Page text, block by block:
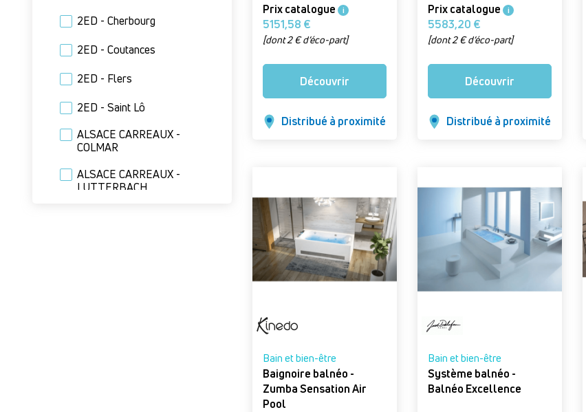
2ED - Cherbourg
2ED - Coutances
2ED - Flers
2ED - Saint Lô
ALSACE CARREAUX -
COLMAR
ALSACE CARREAUX -
LUTTERBACH
Prix catalogue i
5151,58 €
[dont 2 € d’éco-part]
Découvrir
Distribué à proximité
Prix catalogue i
5583,20 €
[dont 2 € d’éco-part]
Découvrir
Distribué à proximité
Bain et bien-être
Baignoire balnéo -
Zumba Sensation Air
Pool
Bain et bien-être
Système balnéo -
Balnéo Excellence